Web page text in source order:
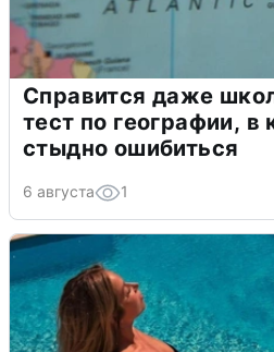
Справится даже
тест по географии, в
стыдно ошибиться
6 августа 1